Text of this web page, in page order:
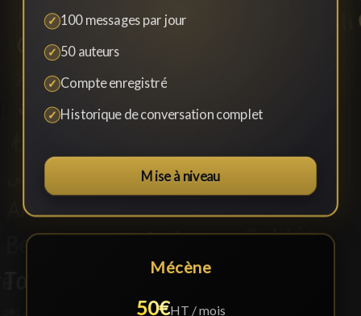
✓ 100 messages par jour
✓ 50 auteurs
✓ Compte enregistré
✓ Historique de conversation complet
Mise à niveau
Mécène
50€HT / mois